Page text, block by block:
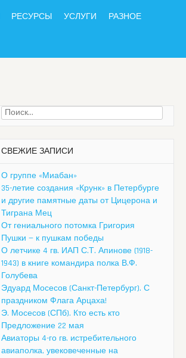
РЕСУРСЫ УСЛУГИ РАЗНОЕ
Найти:
СВЕЖИЕ ЗАПИСИ
О группе «Миабан»
35-летие создания «Крунк» в Петербурге
и другие памятные даты от Цицерона и
Тиграна Мец
От гениального потомка Григория
Пушки — к пушкам победы
О летчике 4 гв. ИАП С.Т. Апинове (1918-
1943) в книге командира полка В.Ф.
Голубева
Эдуард Мосесов (Санкт-Петербург). С
праздником Флага Арцаха!
Э. Мосесов (СПб). Кто есть кто
Предложение 22 мая
Авиаторы 4-го гв. истребительного
авиаполка, увековеченные на